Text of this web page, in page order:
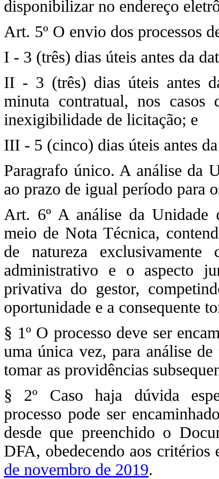
disponibilizar no endereço
Art. 5º O envio dos processos
I - 3 (três) dias úteis antes da
II - 3 (três) dias úteis antes
minuta contratual, nos casos
inexigibilidade de licitação; e
III - 5 (cinco) dias úteis antes
Paragrafo único. A análise da
ao prazo de igual período para
Art. 6º A análise da Unidade
meio de Nota Técnica,
de natureza
administrativo e o aspecto
privativa do gestor,
oportunidade e a consequente
§ 1º O processo deve ser
uma única vez, para análise
tomar as providências
§ 2º Caso haja dúvida
processo pode ser
desde que preenchido o
DFA, obedecendo aos critérios
de novembro de 2019.